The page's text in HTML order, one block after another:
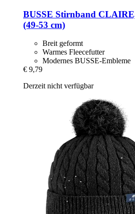
BUSSE Stirnband
(49-​53 cm)
Breit geformt
Warmes Fleecefutter
Modernes BUSSE-Embleme
€ 9,79
Derzeit nicht verfügbar